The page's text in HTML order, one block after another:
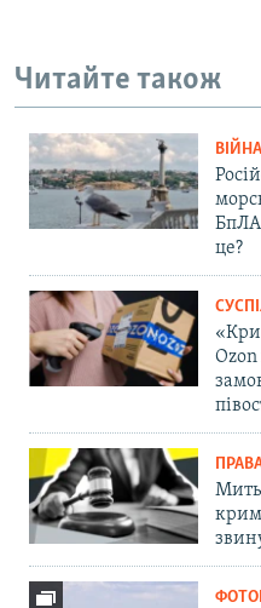
Читайте також
БпЛА
це?
Мить